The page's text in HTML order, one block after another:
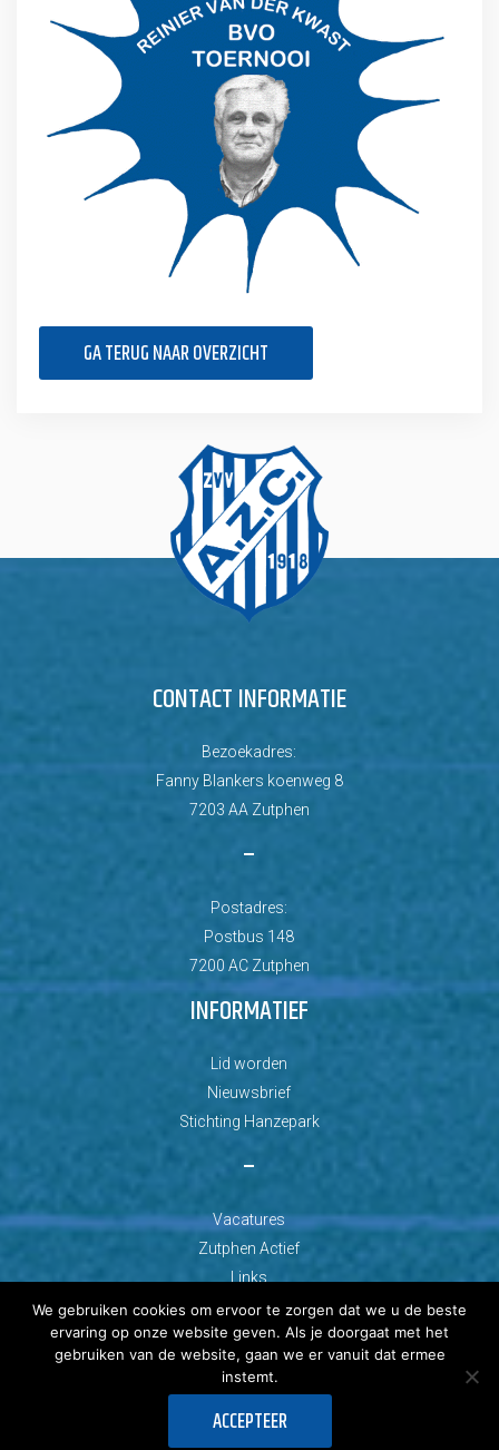
GA TERUG NAAR OVERZICHT
CONTACT INFORMATIE
Bezoekadres:
Fanny Blankers koenweg 8
7203 AA Zutphen
–
Postadres:
Postbus 148
7200 AC Zutphen
INFORMATIEF
Lid worden
Nieuwsbrief
Stichting Hanzepark
–
Vacatures
Zutphen Actief
Links
© Copyright 2026 AZC Zutphen
Ontwikkeld door: Best4u Group B.V.
We gebruiken cookies om ervoor te zorgen dat we u de beste
ervaring op onze website geven. Als je doorgaat met het
gebruiken van de website, gaan we er vanuit dat ermee
instemt.
ACCEPTEER